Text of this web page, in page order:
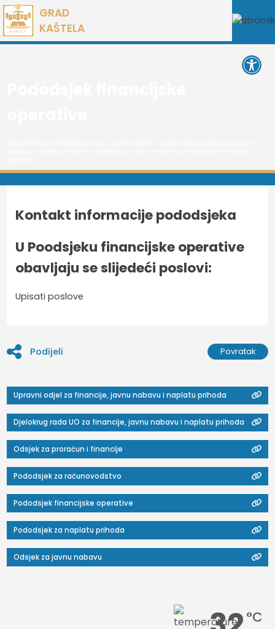
Preskoči
na
sadržaj
GRAD
KAŠTELA
Kontakt informacije pododsjeka
U Poodsjeku financijske operative
obavljaju se slijedeći poslovi:
Upisati poslove
Podijeli Povratak
°C
Upravni odjel za financije, javnu nabavu i naplatu prihoda
Djelokrug rada UO za financije, javnu nabavu i naplatu prihoda
Odsjek za proračun i financije
Pododsjek za računovodstvo
Pododsjek financijske operative
Pododsjek za naplatu prihoda
Odsjek za javnu nabavu